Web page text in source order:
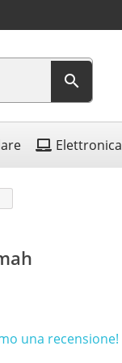

Elettronica
una recensione!